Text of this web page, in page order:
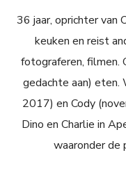
36 jaar, oprichter van
keuken en reist
fotograferen, filmen.
gedachte aan) eten.
2017) en Cody
Dino en Charlie in
waaronder de